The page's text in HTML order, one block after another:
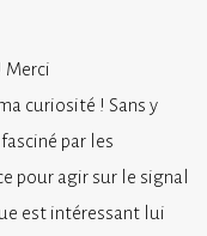
Merci
curiosité ! Sans y
par les
pour agir sur le signal
est intéressant lui